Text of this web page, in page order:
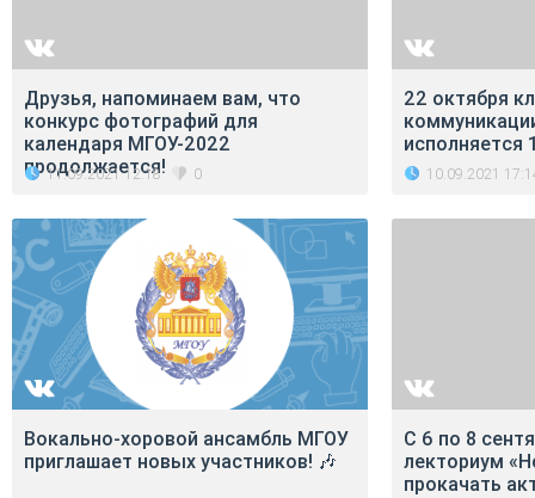
Друзья, напоминаем вам, что
конкурс фотографий для
календаря МГОУ-2022
продолжается!
11.09.2021 12:18 0
22 октября
исполняется
10.09.2021
Вокально-хоровой ансамбль МГОУ
приглашает новых участников! 🎶
С 6 по 8
лекториум
прокачать